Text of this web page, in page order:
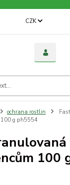
CZK
ochrana rostlin
g ph5554
100